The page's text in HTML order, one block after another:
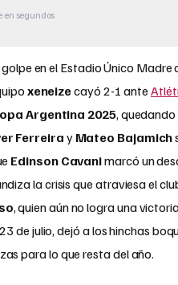
en segundos
en el Estadio Único Madre
xeneizecayó 2-1 ante
Argentina 2025,
Ferreiray Mateo Bajamich
Edinson Cavanimarcó un
la crisis que atraviesa el
, quien aún no logra una
de julio, dejó a los hinchas
para lo que resta del año.